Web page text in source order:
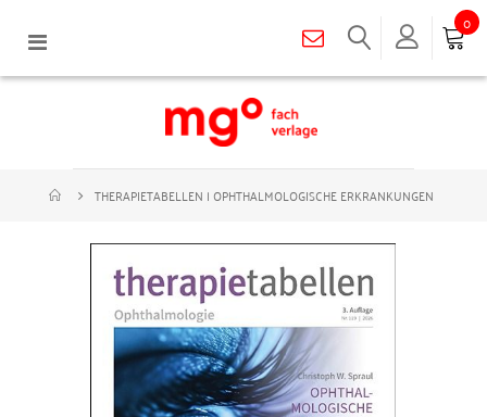
Navigation
0
THERAPIETABELLEN | OPHTHALMOLOGISCHE ERKRANKUNGEN